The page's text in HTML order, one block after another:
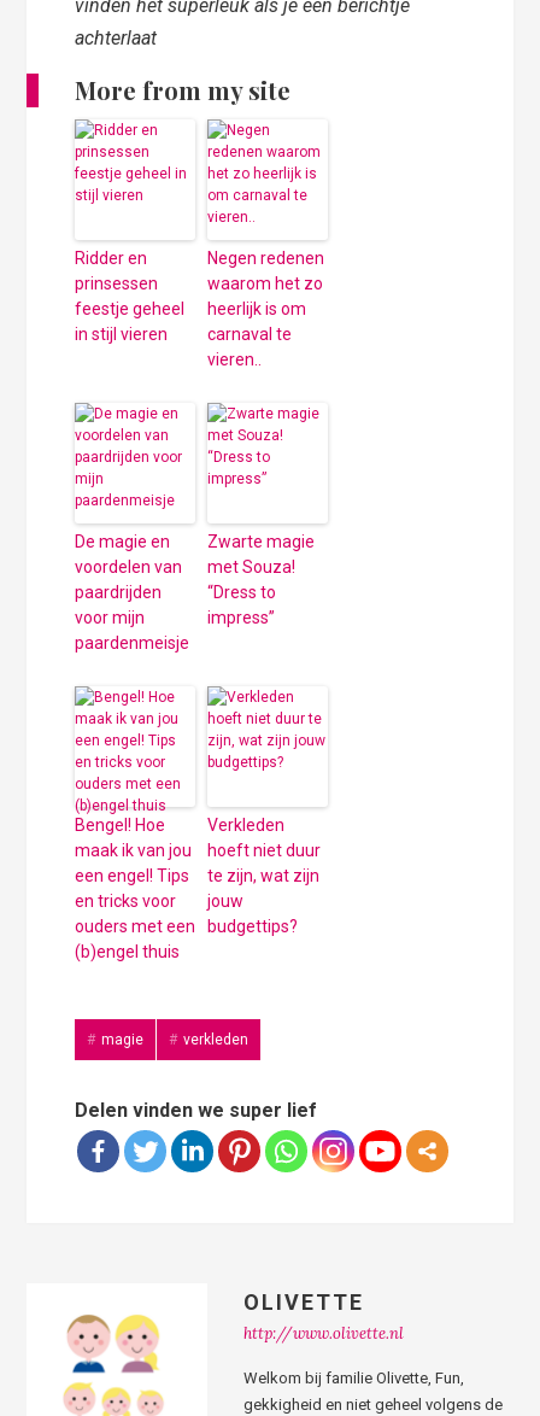
vinden het superleuk als je een berichtje
achterlaat
More from my site
Ridder en
prinsessen
feestje geheel
in stijl vieren
Negen redenen
waarom het zo
heerlijk is om
carnaval te
vieren..
De magie en
voordelen van
paardrijden
voor mijn
paardenmeisje
Zwarte magie
met Souza!
“Dress to
impress”
Bengel! Hoe
maak ik van jou
een engel! Tips
en tricks voor
ouders met een
(b)engel thuis
Verkleden
hoeft niet duur
te zijn, wat zijn
jouw
budgettips?
magie verkleden
Delen vinden we super lief
OLIVETTE
http://www.olivette.nl
Welkom bij familie Olivette, Fun,
gekkigheid en niet geheel volgens de